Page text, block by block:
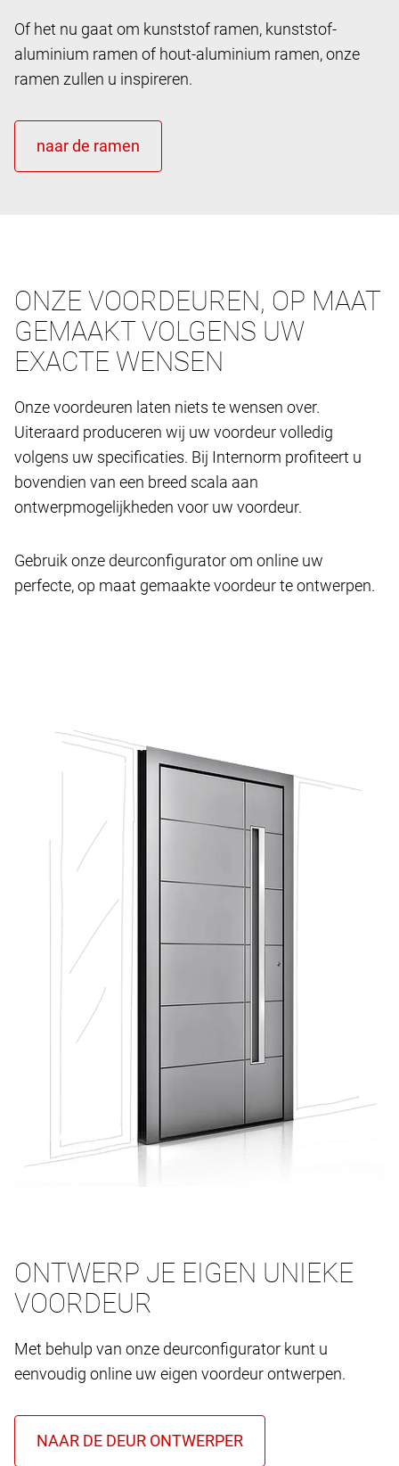
Of het nu gaat om kunststof ramen, kunststof-
aluminium ramen of hout-aluminium ramen, onze
ramen zullen u inspireren.
ONZE VOORDEUREN, OP MAAT
GEMAAKT VOLGENS UW
EXACTE WENSEN
Onze voordeuren laten niets te wensen over.
Uiteraard produceren wij uw voordeur volledig
volgens uw specificaties. Bij Internorm profiteert u
bovendien van een breed scala aan
ontwerpmogelijkheden voor uw voordeur.
Gebruik onze deurconfigurator om online uw
perfecte, op maat gemaakte voordeur te ontwerpen.
ONTWERP JE EIGEN UNIEKE
VOORDEUR
Met behulp van onze deurconfigurator kunt u
eenvoudig online uw eigen voordeur ontwerpen.